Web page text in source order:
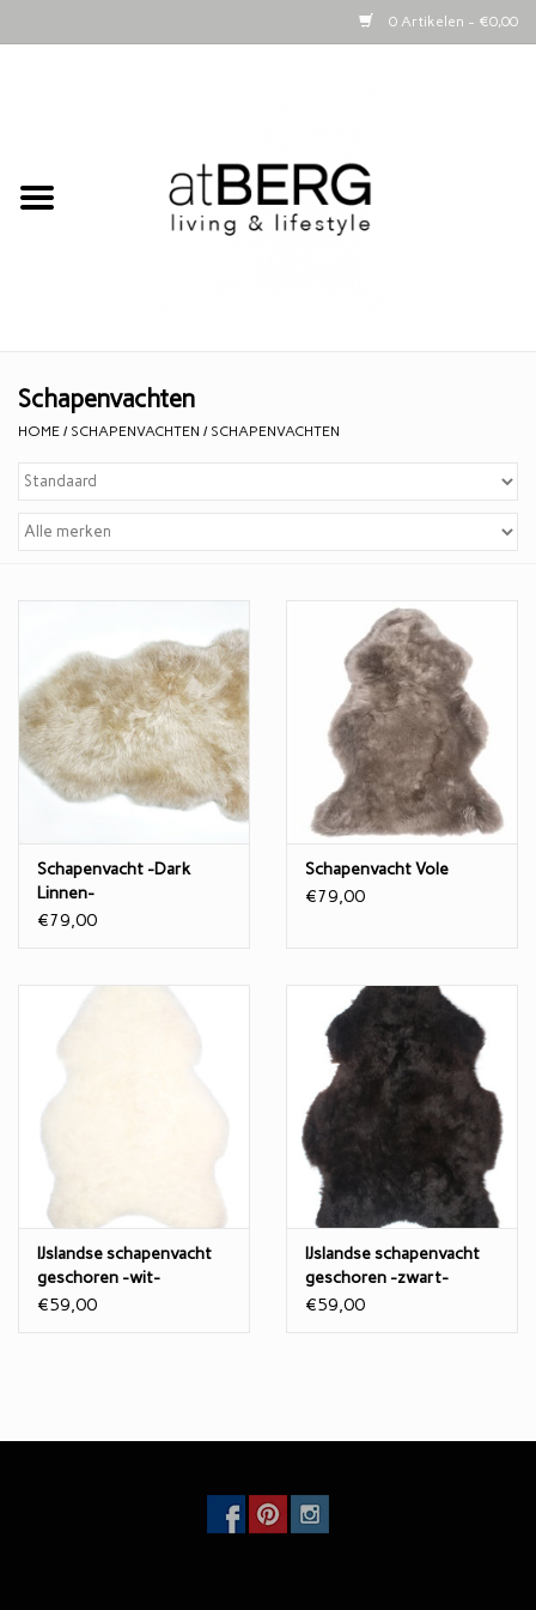
0 Artikelen - €0,00
Bijzettafeltjes
Kaarsen
Schapenvachten
EcoFurn / Buiten
Eetkamerstoelen
Faulteuls
Schapenvachten
HOME / SCHAPENVACHTEN / SCHAPENVACHTEN
Schapenvacht -Dark
Linnen-
€79,00
Schapenvacht Vole
€79,00
IJslandse schapenvacht
geschoren -wit-
€59,00
IJslandse schapenvacht
geschoren -zwart-
€59,00